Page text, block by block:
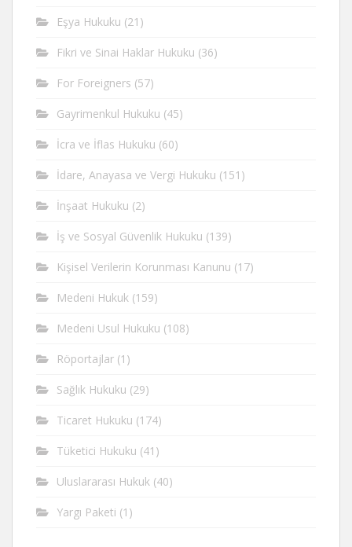
Eşya Hukuku (21)
Fikri ve Sinai Haklar Hukuku (36)
For Foreigners (57)
Gayrimenkul Hukuku (45)
İcra ve İflas Hukuku (60)
İdare, Anayasa ve Vergi Hukuku (151)
İnşaat Hukuku (2)
İş ve Sosyal Güvenlik Hukuku (139)
Kişisel Verilerin Korunması Kanunu (17)
Medeni Hukuk (159)
Medeni Usul Hukuku (108)
Röportajlar (1)
Sağlık Hukuku (29)
Ticaret Hukuku (174)
Tüketici Hukuku (41)
Uluslararası Hukuk (40)
Yargı Paketi (1)